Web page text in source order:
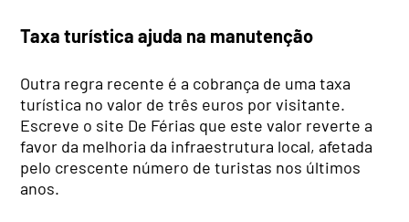
Taxa turística ajuda na manutenção
Outra regra recente é a cobrança de uma taxa
turística no valor de três euros por visitante.
Escreve o site De Férias que este valor reverte a
favor da melhoria da infraestrutura local, afetada
pelo crescente número de turistas nos últimos
anos.